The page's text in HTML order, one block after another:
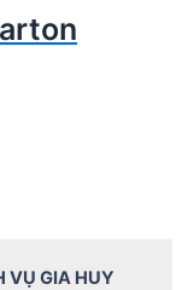
VỤ GIA HUY